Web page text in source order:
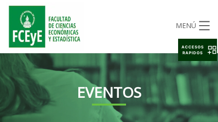
MENÚ
EVENTOS
ACCESOS
RAPIDOS